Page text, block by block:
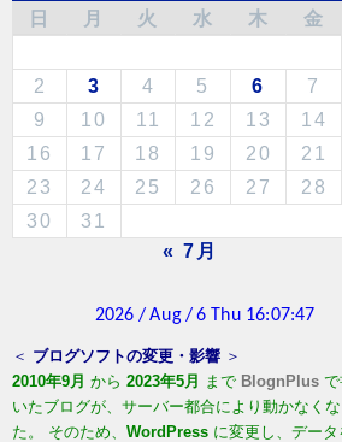
日
月 火 水 木 金
2
3 4 5 6 7
9
10 11 12 13 14
16
17 18 19 20 21
23
24 25 26 27 28
30
31
« 7月
＜ ブログソフトの変更・影響 ＞
2010年9月 から 2023年5月 まで BlognPlus
いたブログが、サーバー都合により動かなく
た。 そのため、 WordPress に変更し、データ